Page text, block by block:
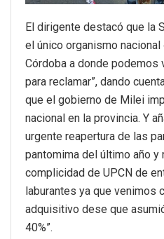
El dirigente destacó que la
el único organismo
Córdoba a donde podemos
para reclamar”, dando
que el gobierno de Milei
nacional en la provincia. Y
urgente reapertura de las
pantomima del último año
complicidad de UPCN de
laburantes ya que venimos
adquisitivo dese que
40%”.